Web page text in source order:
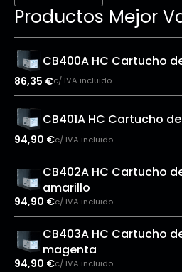
Productos Mejor
CB400A HC Cartucho
86,35 €c/ IVA incluido
CB401A HC Cartucho
94,90 €c/ IVA incluido
CB402A HC Cartucho
amarillo
94,90 €c/ IVA incluido
CB403A HC Cartucho
magenta
94,90 €c/ IVA incluido